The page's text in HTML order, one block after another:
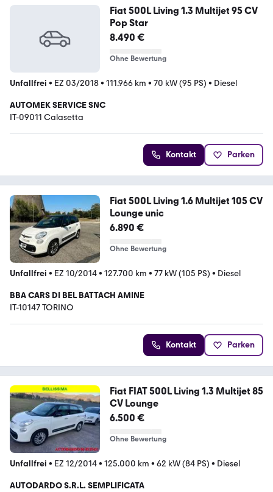
Fiat 500L Living 1.3 Multijet 95 CV
Pop Star
8.490 €
Ohne Bewertung
Unfallfrei • EZ 03/2018• 111.966 km • 70 kW (95 PS) • Diesel
AUTOMEK SERVICE SNC
IT-09011 Calasetta
Kontakt Parken
Fiat 500L Living 1.6 Multijet 105 CV
Lounge unic
6.890 €
Ohne Bewertung
Unfallfrei • EZ 10/2014• 127.700 km • 77 kW (105 PS) • Diesel
BBA CARS DI BEL BATTACH AMINE
IT-10147 TORINO
Kontakt Parken
Fiat FIAT 500L Living 1.3 Multijet 85
CV Lounge
6.500 €
Ohne Bewertung
Unfallfrei • EZ 12/2014• 125.000 km • 62 kW (84 PS) • Diesel
AUTODARDO S.R.L. SEMPLIFICATA